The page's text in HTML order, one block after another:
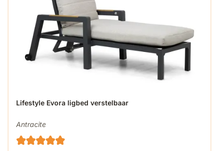
Lifestyle Evora ligbed verstelbaar
Antracite